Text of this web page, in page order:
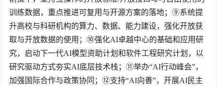
训练数据，重点推进可复用与开源方案的落地；⑨系统提
升高校与科研机构的算力、数据、能力建设，强化开放获
取与开放数据的使用；⑩强化AI卓越中心的基础和应用研
究，启动下一代AI模型资助计划和软件工程研究计划，以
研究驱动方式夯实AI底层技术栈；⑪举办“AI行动峰会”，
加强国际合作与政策协同；⑫支持“AI向善”，开展AI民主